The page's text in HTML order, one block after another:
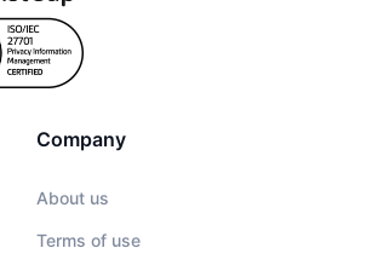
Company
About us
Terms of use